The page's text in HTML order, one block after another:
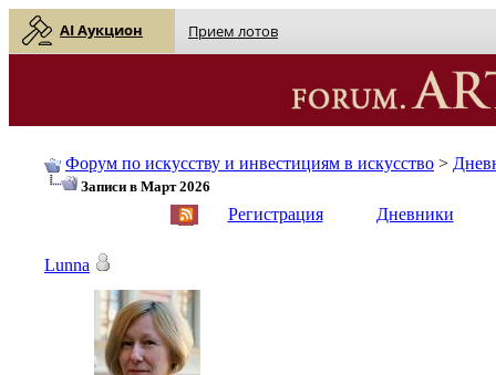
AI Аукцион Прием лотов
Форум по искусству и инвестициям в искусство >
Записи в Март 2026
Регистрация Дневники
Lunna